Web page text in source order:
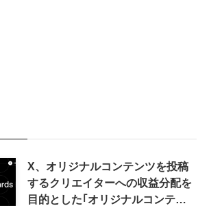
X、オリジナルコンテンツを投稿
するクリエイターへの収益分配を
目的とした｢オリジナルコンテン